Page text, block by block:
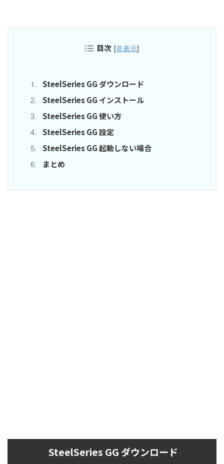
目次 [非表示]
SteelSeries GG ダウンロード
SteelSeries GG インストール
SteelSeries GG 使い方
SteelSeries GG 設定
SteelSeries GG 起動しない場合
まとめ
SteelSeries GG ダウンロード